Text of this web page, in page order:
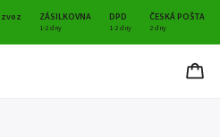
ZÁSILKOVNA DPD ČESKÁ POŠTA
1-2 dny 1-2 dny 2 dny